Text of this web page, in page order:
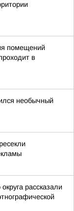
помещений
в
необычный
рассказали